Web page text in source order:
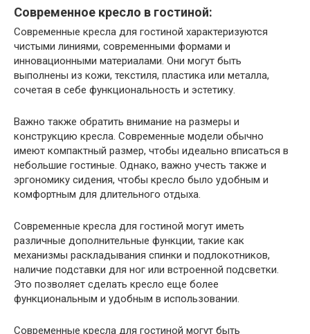
Современное кресло в гостиной:
Современные кресла для гостиной характеризуются
чистыми линиями, современными формами и
инновационными материалами. Они могут быть
выполнены из кожи, текстиля, пластика или металла,
сочетая в себе функциональность и эстетику.
Важно также обратить внимание на размеры и
конструкцию кресла. Современные модели обычно
имеют компактный размер, чтобы идеально вписаться в
небольшие гостиные. Однако, важно учесть также и
эргономику сидения, чтобы кресло было удобным и
комфортным для длительного отдыха.
Современные кресла для гостиной могут иметь
различные дополнительные функции, такие как
механизмы раскладывания спинки и подлокотников,
наличие подставки для ног или встроенной подсветки.
Это позволяет сделать кресло еще более
функциональным и удобным в использовании.
Современные кресла для гостиной могут быть